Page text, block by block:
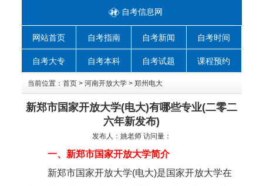
自考信息网
网站首页 自考指南 自考新闻 自考时间
自考大专 自考本科 自考试题 课程预约
当前位置： 首页> 河南开放大学> 郑州电大
新郑市国家开放大学(电大)有哪些专业(二零二
六年新发布)
发布人： 姚老师访问量：
一、新郑市国家开放大学简介
新郑市国家开放大学(电大)是国家开放大学在